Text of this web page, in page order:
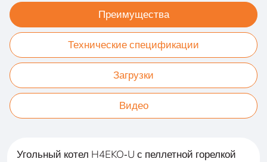
Преимущества
Технические спецификации
Загрузки
Видео
Угольный котел H4EKO‑U с пеллетной горелкой